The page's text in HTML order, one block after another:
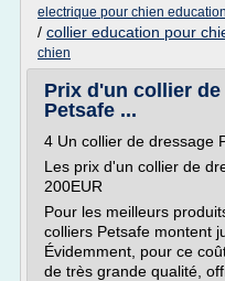
electrique pour chien education
/ collier education pour
chien
Prix d'un collier
Petsafe ...
4 Un collier de dressage
Les prix d'un collier de
200EUR
Pour les meilleurs
colliers Petsafe montent
Évidemment, pour ce
de très grande qualité,